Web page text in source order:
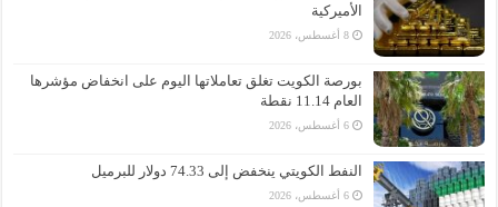
الأميركية
8 أغسطس، 2026
بورصة الكويت تغلق تعاملاتها اليوم على انخفاض مؤشرها
العام 11.14 نقطة
6 أغسطس، 2026
النفط الكويتي ينخفض إلى 74.33 دولار للبرميل
6 أغسطس، 2026